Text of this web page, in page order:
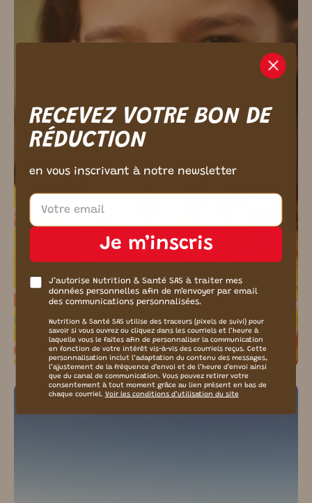
PLAISIR GOURMAND POUR TOUS
En savoir plus
RECEVEZ VOTRE BON DE
RÉDUCTION
en vous inscrivant à notre newsletter
Je m’inscris
J’autorise Nutrition & Santé SAS à traiter mes
données personnelles afin de m’envoyer par email
des communications personnalisées.
Nutrition & Santé SAS utilise des traceurs (pixels de suivi) pour
savoir si vous ouvrez ou cliquez dans les courriels et l’heure à
laquelle vous le faites afin de personnaliser la communication
en fonction de votre intérêt vis-à-vis des courriels reçus. Cette
personnalisation inclut l’adaptation du contenu des messages,
l’ajustement de la fréquence d’envoi et de l’heure d’envoi ainsi
que du canal de communication. Vous pouvez retirer votre
consentement à tout moment grâce au lien présent en bas de
chaque courriel. Voir les conditions d’utilisation du site